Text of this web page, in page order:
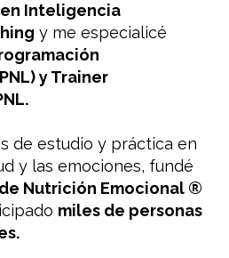
Inteligencia
y me especialicé
y Trainer
de estudio y práctica en
y las emociones, fundé
Nutrición Emocional ®
miles de personas